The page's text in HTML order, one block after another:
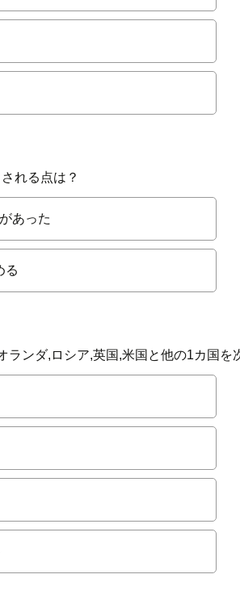
れる点は？
あった
る
ンダ,ロシア,英国,米国と他の1カ国を